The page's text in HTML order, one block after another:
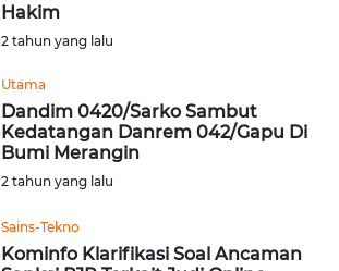
Hakim
2 tahun yang lalu
Utama
Dandim 0420/Sarko Sambut
Kedatangan Danrem 042/Gapu Di
Bumi Merangin
2 tahun yang lalu
Sains-Tekno
Kominfo Klarifikasi Soal Ancaman